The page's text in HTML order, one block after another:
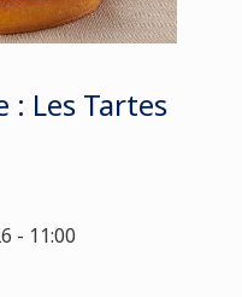
: Les Tartes
- 11:00